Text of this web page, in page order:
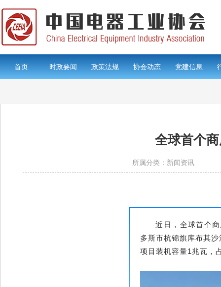
首页 时政要闻 政策法规 协会动态 党建信息
全球首个
所属分类：新闻资讯
近日，全球首个
多斯市杭锦旗库布其
项目装机容量1兆瓦，